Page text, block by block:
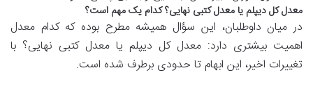
معدل کل دیپلم یا معدل کتبی نهایی؟ کدام یک مهم است؟
در میان داوطلبان، این سؤال همیشه مطرح بوده که کدام معدل
اهمیت بیشتری دارد: معدل کل دیپلم یا معدل کتبی نهایی؟ با
تغییرات اخیر، این ابهام تا حدودی برطرف شده است.